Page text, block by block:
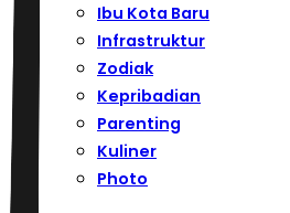
Ibu Kota Baru
Infrastruktur
Zodiak
Kepribadian
Parenting
Kuliner
Photo